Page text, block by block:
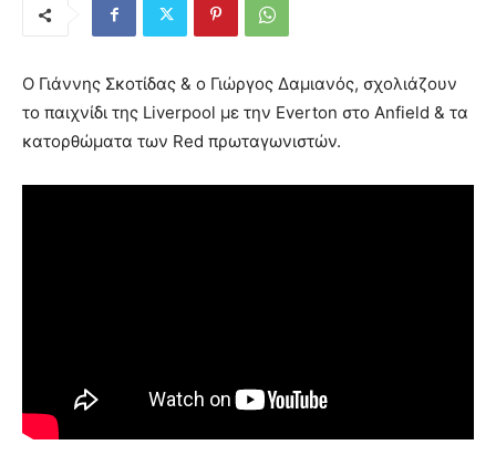
Ο Γιάννης Σκοτίδας & ο Γιώργος Δαμιανός, σχολιάζουν
το παιχνίδι της Liverpool με την Everton στο Anfield & τα
κατορθώματα των Red πρωταγωνιστών.